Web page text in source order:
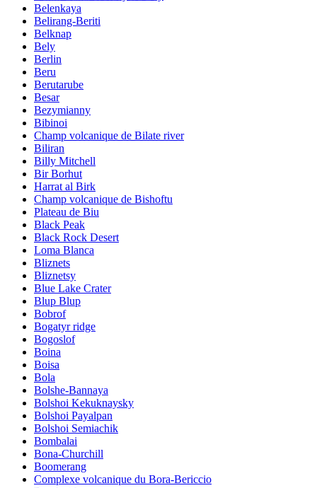
Belenkaya
Belirang-Beriti
Belknap
Bely
Berlin
Beru
Berutarube
Besar
Bezymianny
Bibinoi
Champ volcanique de Bilate river
Biliran
Billy Mitchell
Bir Borhut
Harrat al Birk
Champ volcanique de Bishoftu
Plateau de Biu
Black Peak
Black Rock Desert
Loma Blanca
Bliznets
Bliznetsy
Blue Lake Crater
Blup Blup
Bobrof
Bogatyr ridge
Bogoslof
Boina
Boisa
Bola
Bolshe-Bannaya
Bolshoi Kekuknaysky
Bolshoi Payalpan
Bolshoi Semiachik
Bombalai
Bona-Churchill
Boomerang
Complexe volcanique du Bora-Bericcio